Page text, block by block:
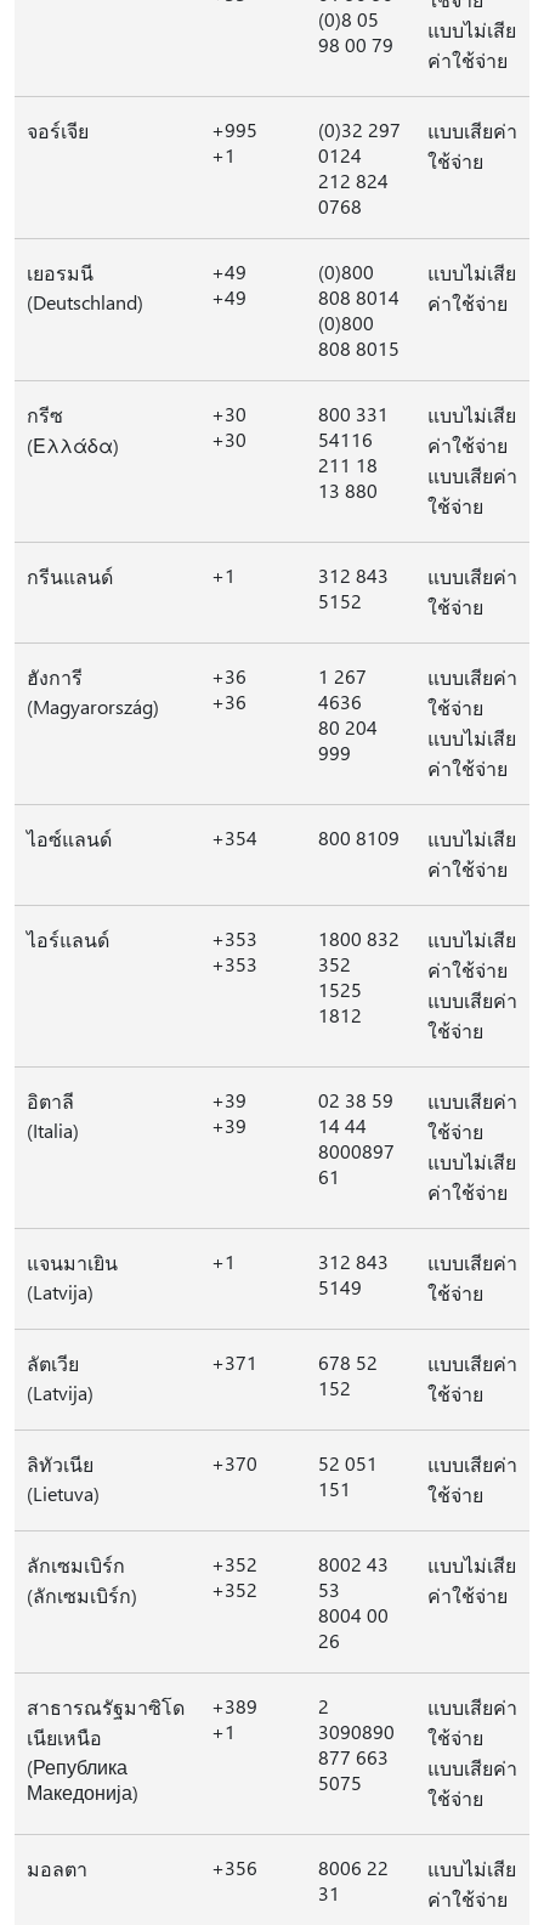
(0)8 05
98 00 79
แบบไม่เสีย
ค่าใช้จ่าย
จอร์เจีย
+995
+1
(0)32 297
0124
212 824
0768
แบบเสียค่า
ใช้จ่าย
เยอรมนี
(Deutschland)
+49
+49
(0)800
808 8014
(0)800
808 8015
แบบไม่เสีย
ค่าใช้จ่าย
กรีซ
(Ελλάδα)
+30
+30
800 331
54116
211 18
13 880
แบบไม่เสีย
ค่าใช้จ่าย
แบบเสียค่า
ใช้จ่าย
กรีนแลนด์ +1
312 843
5152
แบบเสียค่า
ใช้จ่าย
ฮังการี
(Magyarország)
+36
+36
1 267
4636
80 204
999
แบบเสียค่า
ใช้จ่าย
แบบไม่เสีย
ค่าใช้จ่าย
ไอซ์แลนด์ +354 800 8109
แบบไม่เสีย
ค่าใช้จ่าย
ไอร์แลนด์
+353
+353
1800 832
352
1525
1812
แบบไม่เสีย
ค่าใช้จ่าย
แบบเสียค่า
ใช้จ่าย
อิตาลี
(Italia)
+39
+39
02 38 59
14 44
8000897
61
แบบเสียค่า
ใช้จ่าย
แบบไม่เสีย
ค่าใช้จ่าย
แจนมาเยิน
(Latvija)
+1
312 843
5149
แบบเสียค่า
ใช้จ่าย
ลัตเวีย
(Latvija)
+371
678 52
152
แบบเสียค่า
ใช้จ่าย
ลิทัวเนีย
(Lietuva)
+370
52 051
151
แบบเสียค่า
ใช้จ่าย
ลักเซมเบิร์ก
(ลักเซมเบิร์ก)
+352
+352
8002 43
53
8004 00
26
แบบไม่เสีย
ค่าใช้จ่าย
สาธารณรัฐมาซิโด
เนียเหนือ
(Република
Македонија)
+389
+1
2
3090890
877 663
5075
แบบเสียค่า
ใช้จ่าย
แบบเสียค่า
ใช้จ่าย
มอลตา +356
8006 22
31
แบบไม่เสีย
ค่าใช้จ่าย